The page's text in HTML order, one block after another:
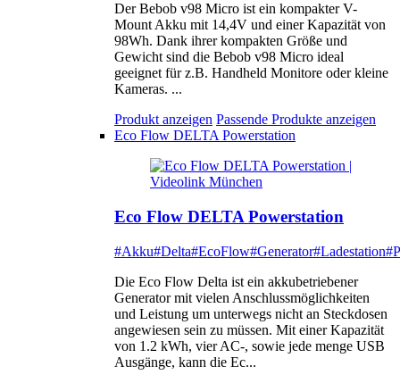
Der Bebob v98 Micro ist ein kompakter V-
Mount Akku mit 14,4V und einer Kapazität von
98Wh. Dank ihrer kompakten Größe und
Gewicht sind die Bebob v98 Micro ideal
geeignet für z.B. Handheld Monitore oder kleine
Kameras. ...
Produkt anzeigen Passende Produkte anzeigen
Eco Flow DELTA Powerstation
Eco Flow DELTA Powerstation
#Akku#Delta#EcoFlow#Generator#Ladestation
Die Eco Flow Delta ist ein akkubetriebener
Generator mit vielen Anschlussmöglichkeiten
und Leistung um unterwegs nicht an Steckdosen
angewiesen sein zu müssen. Mit einer Kapazität
von 1.2 kWh, vier AC-, sowie jede menge USB
Ausgänge, kann die Ec...